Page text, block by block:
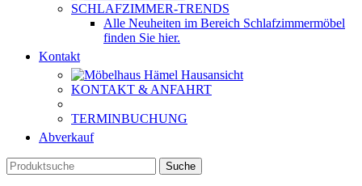
SCHLAFZIMMER-TRENDS
Alle Neuheiten im Bereich Schlafzimmermöbel
finden Sie hier.
Kontakt
KONTAKT & ANFAHRT
TERMINBUCHUNG
Abverkauf
Suche